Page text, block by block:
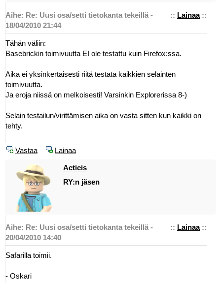
:: Lainaa::
Aihe: Re: Uusi osa/setti tietokanta tekeillä -
18/04/2010 21:44
Tähän väliin:
Basebrickin toimivuutta EI ole testattu kuin Firefox:ssa.
Aika ei yksinkertaisesti riitä testata kaikkien selainten
toimivuutta.
Ja eroja niissä on melkoisesti! Varsinkin Explorerissa 8-)
Selain testailun/virittämisen aika on vasta sitten kun kaikki on
tehty.
Vastaa Lainaa
Acticis
RY:n jäsen
:: Lainaa::
Aihe: Re: Uusi osa/setti tietokanta tekeillä -
20/04/2010 14:40
Safarilla toimii.
- Oskari